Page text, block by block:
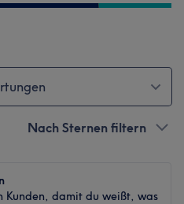
Nach Sternen filtern
Kunden, damit du weißt, was